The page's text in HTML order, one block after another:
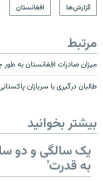
گزارش‌ها افغانستان
مرتبط
میزان صادرات افغانستان به
طالبان درگیری با سربازان
بیشتر بخوانید
یک سالگی و دو
به قدرت'